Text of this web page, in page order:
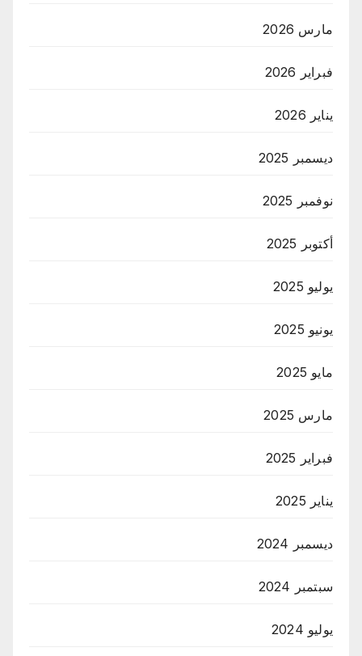
مارس 2026
فبراير 2026
يناير 2026
ديسمبر 2025
نوفمبر 2025
أكتوبر 2025
يوليو 2025
يونيو 2025
مايو 2025
مارس 2025
فبراير 2025
يناير 2025
ديسمبر 2024
سبتمبر 2024
يوليو 2024